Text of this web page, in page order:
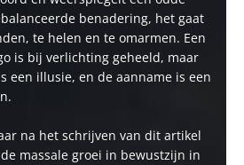
benadering, het gaat
te helen en te omarmen. Een
is bij verlichting geheeld, maar
een illusie, en de aanname is een
na het schrijven van dit artikel
massale groei in bewustzijn in